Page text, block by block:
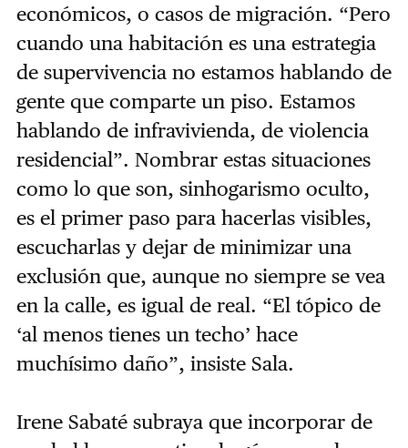
económicos, o casos de migración. “Pero
cuando una habitación es una estrategia
de supervivencia no estamos hablando de
gente que comparte un piso. Estamos
hablando de infravivienda, de violencia
residencial”. Nombrar estas situaciones
como lo que son, sinhogarismo oculto,
es el primer paso para hacerlas visibles,
escucharlas y dejar de minimizar una
exclusión que, aunque no siempre se vea
en la calle, es igual de real. “El tópico de
‘al menos tienes un techo’ hace
muchísimo daño”, insiste Sala.
Irene Sabaté subraya que incorporar de